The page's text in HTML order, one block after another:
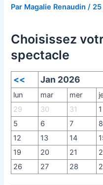
Par Magalie Renaudin/
Choisissez
spectacle
<< Jan 2026
lun mar mer
29
30 31 1
5
6 7 8
12
13 14
19
20 21
26
27 28